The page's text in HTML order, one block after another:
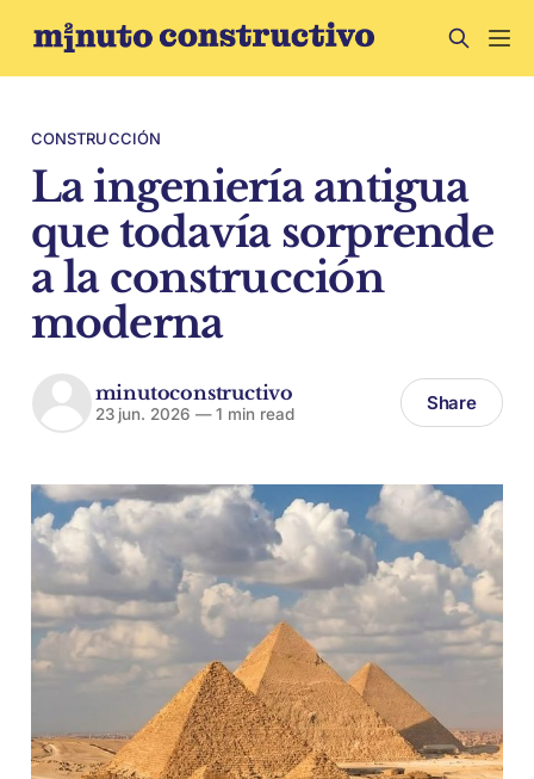
CONSTRUCCIÓN
La ingeniería antigua
que todavía sorprende
a la construcción
moderna
minutoconstructivo
23 jun. 2026 —1 min read Share